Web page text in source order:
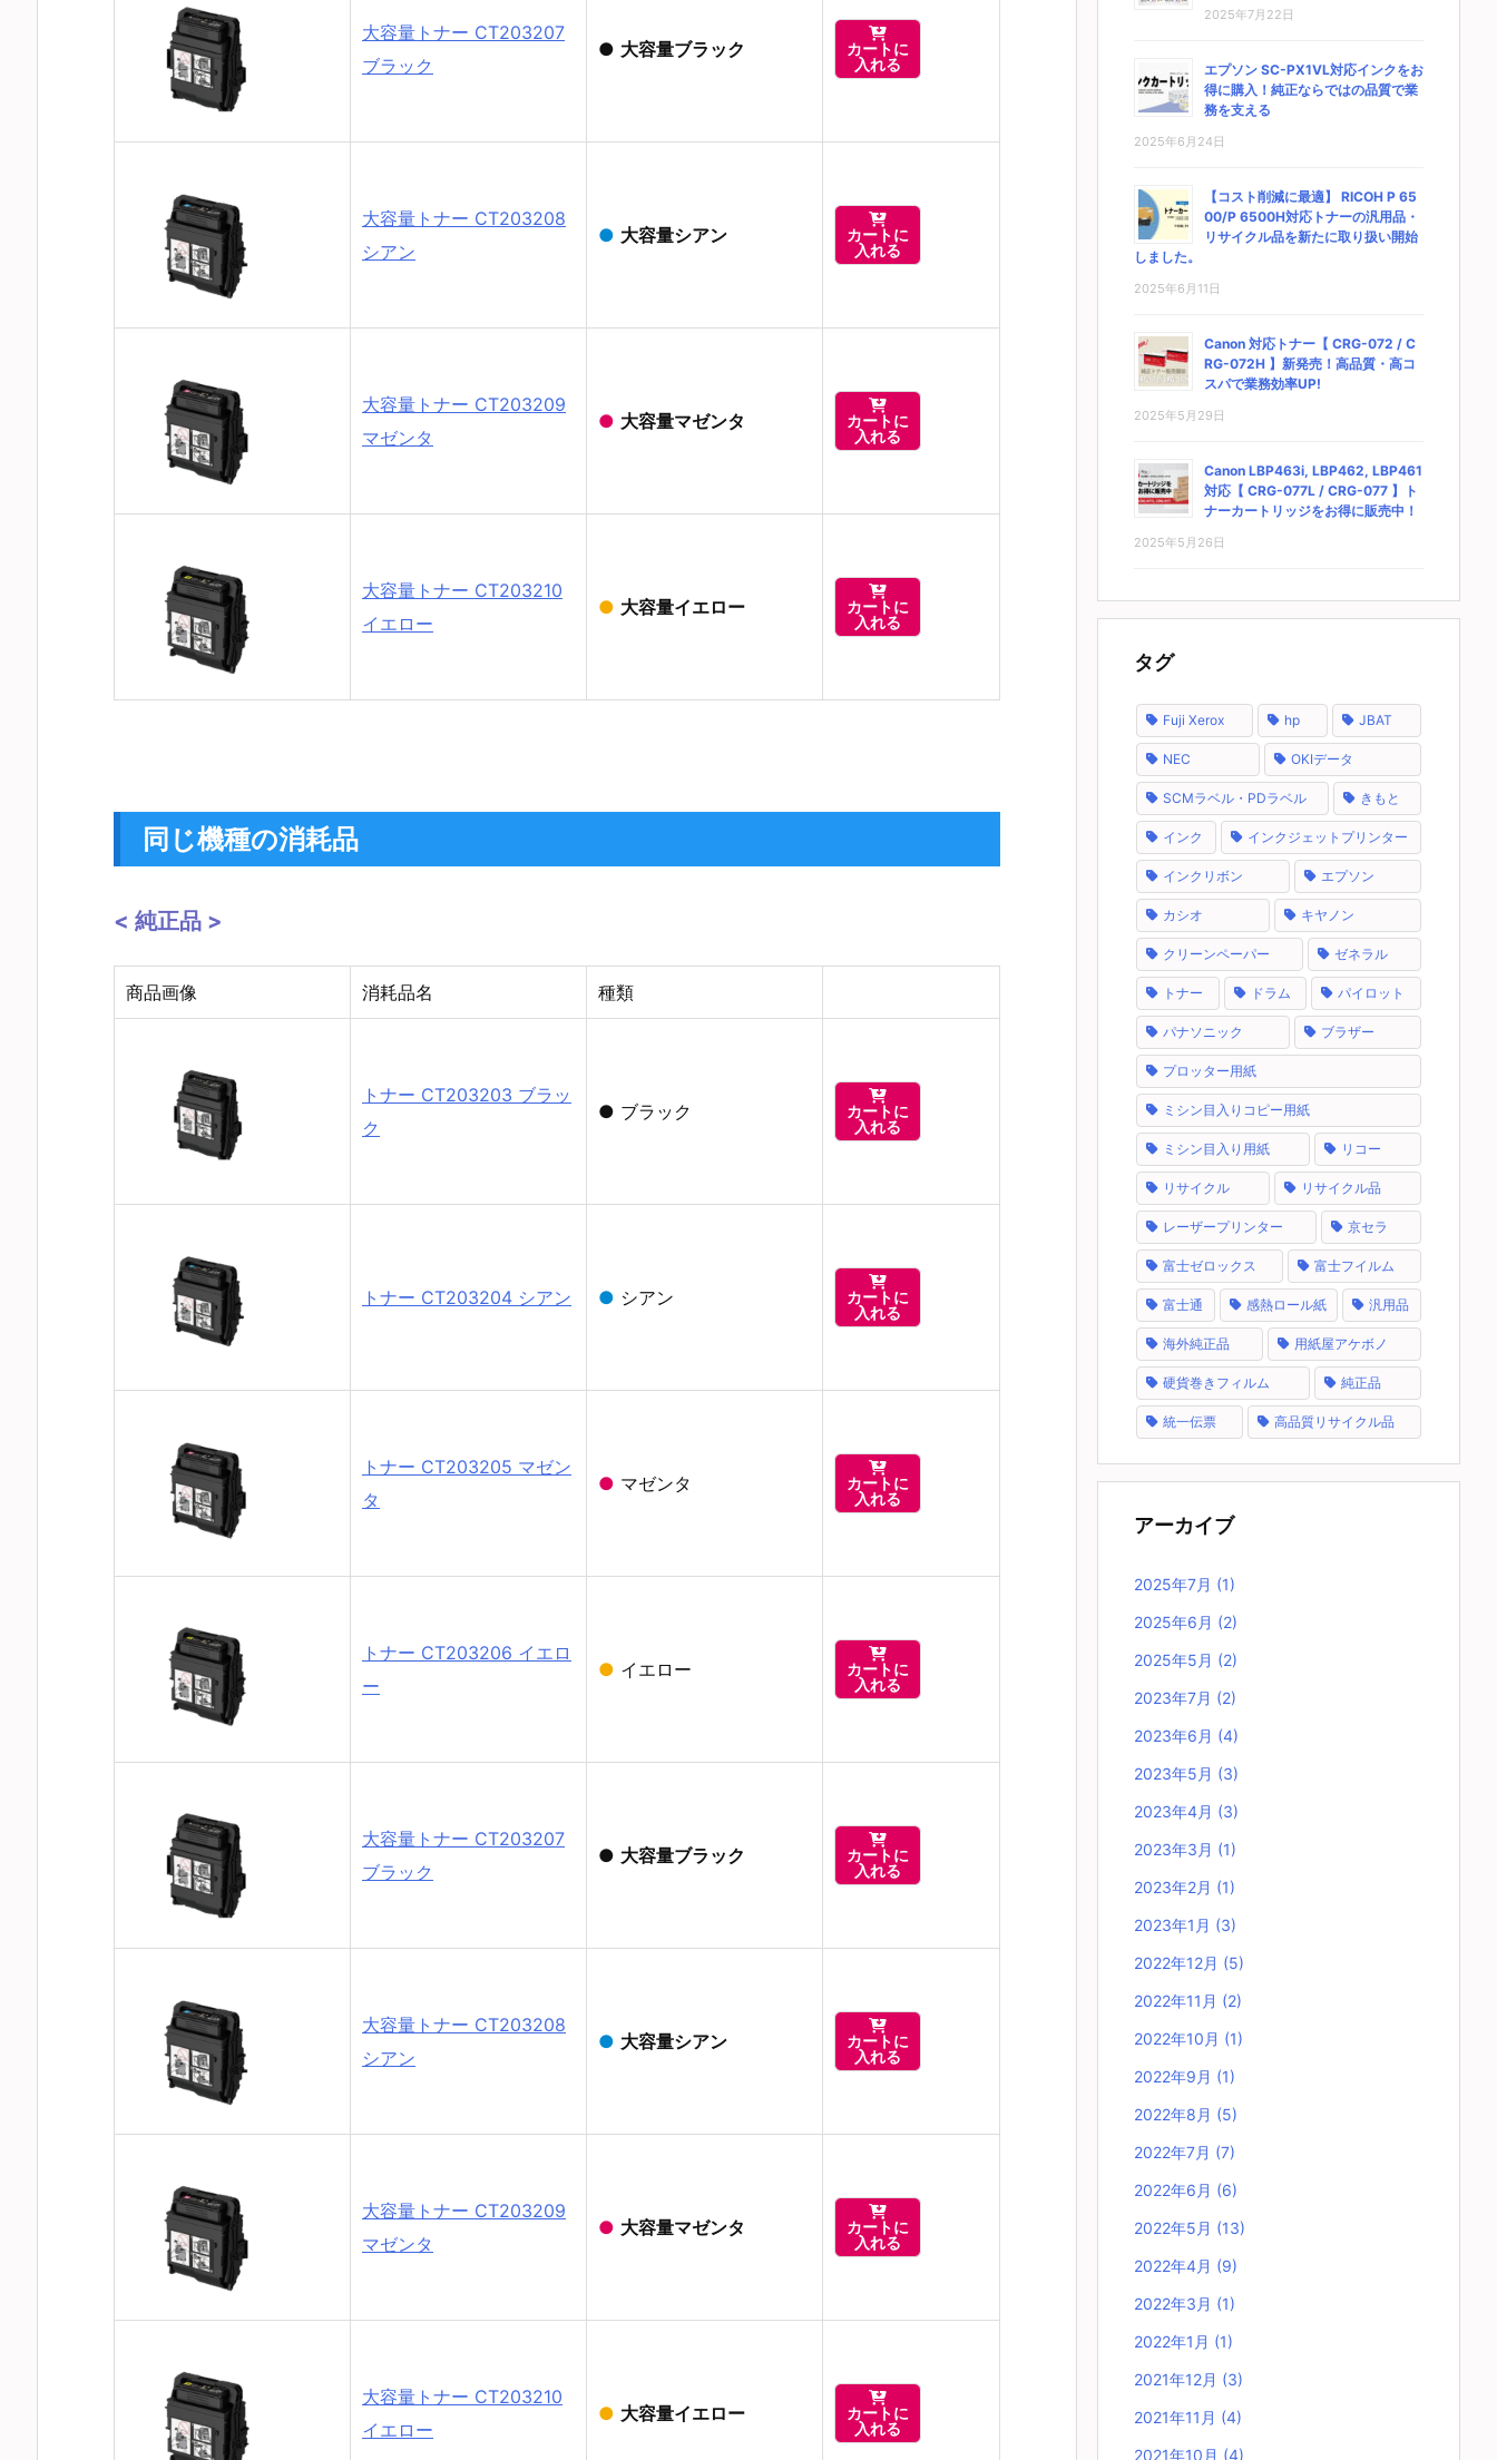
大容量トナー CT203207
ブラック
● 大容量ブラック

カートに
入れる
大容量トナー CT203208
シアン
● 大容量シアン

カートに
入れる
大容量トナー CT203209
マゼンタ
● 大容量マゼンタ

カートに
入れる
大容量トナー CT203210
イエロー
● 大容量イエロー

カートに
入れる
同じ機種の消耗品
< 純正品 >
商品画像 消耗品名 種類
トナー CT203203 ブラッ
ク
● ブラック

カートに
入れる
トナー CT203204 シアン ● シアン

カートに
入れる
トナー CT203205 マゼン
タ
● マゼンタ

カートに
入れる
トナー CT203206 イエロ
ー
● イエロー

カートに
入れる
大容量トナー CT203207
ブラック
● 大容量ブラック

カートに
入れる
大容量トナー CT203208
シアン
● 大容量シアン

カートに
入れる
大容量トナー CT203209
マゼンタ
● 大容量マゼンタ

カートに
入れる
大容量トナー CT203210
イエロー
● 大容量イエロー

カートに
入れる
2025年7月22日
エプソン SC-PX1VL対応インクをお
得に購入！純正ならではの品質で業
務を支える
2025年6月24日
【コスト削減に最適】 RICOH P 65
00/P 6500H対応トナーの汎用品・
リサイクル品を新たに取り扱い開始
しました。
2025年6月11日
Canon 対応トナー【 CRG-072 / C
RG-072H 】新発売！高品質・高コ
スパで業務効率UP!
2025年5月29日
Canon LBP463i, LBP462, LBP461
対応【 CRG-077L / CRG-077 】ト
ナーカートリッジをお得に販売中！
2025年5月26日
タグ
Fuji Xerox hp JBAT
NEC OKIデータ
SCMラベル・PDラベル きもと
インク インクジェットプリンター
インクリボン エプソン
カシオ キヤノン
クリーンペーパー ゼネラル
トナー ドラム パイロット
パナソニック ブラザー
プロッター用紙
ミシン目入りコピー用紙
ミシン目入り用紙 リコー
リサイクル リサイクル品
レーザープリンター 京セラ
富士ゼロックス 富士フイルム
富士通 感熱ロール紙 汎用品
海外純正品 用紙屋アケボノ
硬貨巻きフィルム 純正品
統一伝票 高品質リサイクル品
アーカイブ
2025年7月 (1)
2025年6月 (2)
2025年5月 (2)
2023年7月 (2)
2023年6月 (4)
2023年5月 (3)
2023年4月 (3)
2023年3月 (1)
2023年2月 (1)
2023年1月 (3)
2022年12月 (5)
2022年11月 (2)
2022年10月 (1)
2022年9月 (1)
2022年8月 (5)
2022年7月 (7)
2022年6月 (6)
2022年5月 (13)
2022年4月 (9)
2022年3月 (1)
2022年1月 (1)
2021年12月 (3)
2021年11月 (4)
2021年10月 (4)